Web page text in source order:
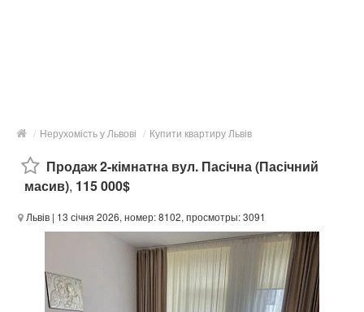
/ Нерухомість у Львові / Купити квартиру Львів
Продаж 2-кімнатна вул. Пасічна (Пасічний
масив), 115 000$
Львів | 13 січня 2026, номер: 8102, просмотры: 3091